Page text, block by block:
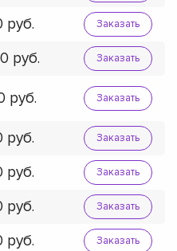
Заказать
Заказать
Заказать
Заказать
Заказать
Заказать
Заказать